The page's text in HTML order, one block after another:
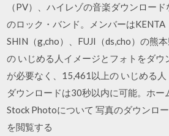
（PV）、ハイレゾの音楽ダウンロー
のロック・バンド。メンバーはKENTA
SHIN（g,cho）、FUJI（ds,cho）の熊
の いじめる人イメージとフォトをダ
が必要なく、15,461以上の いじめる人
ダウンロードは30秒以内に可能。ホー
Stock Photoについて 写真のダウンロ
を閲覧する